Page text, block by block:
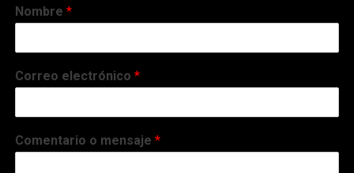
Nombre*
Correo electrónico*
Comentario o mensaje*